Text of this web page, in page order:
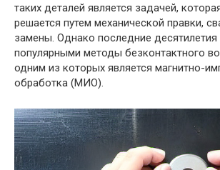
таких деталей является задачей,
решается путем механической правки,
замены. Однако последние десятилетия
популярными методы безконтактного
одним из которых является магнитно-
обработка (МИО).